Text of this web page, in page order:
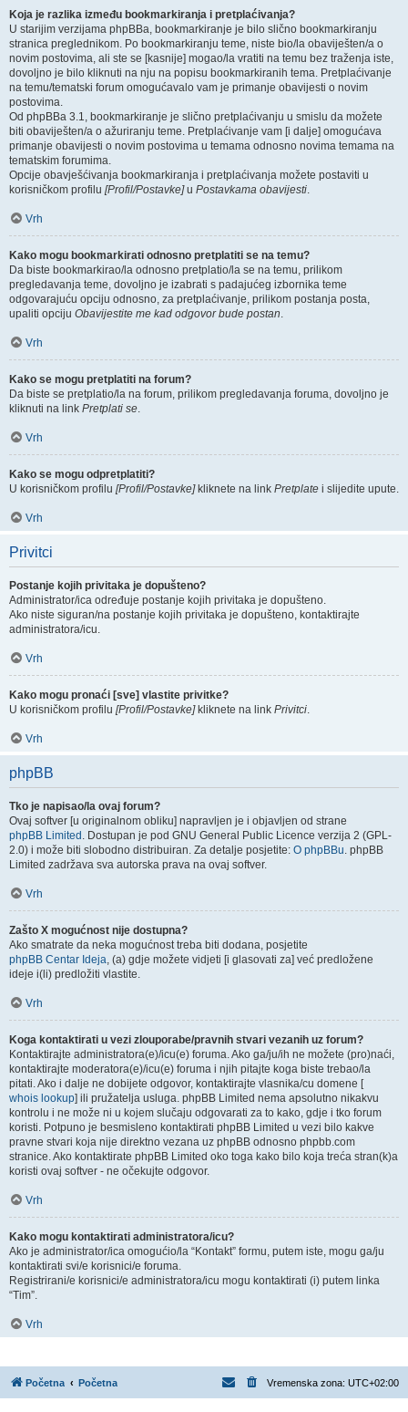
Koja je razlika između bookmarkiranja i pretplaćivanja?
U starijim verzijama phpBBa, bookmarkiranje je bilo slično bookmarkiranju
stranica preglednikom. Po bookmarkiranju teme, niste bio/la obaviješten/a o
novim postovima, ali ste se [kasnije] mogao/la vratiti na temu bez traženja iste,
dovoljno je bilo kliknuti na nju na popisu bookmarkiranih tema. Pretplaćivanje
na temu/tematski forum omogućavalo vam je primanje obavijesti o novim
postovima.
Od phpBBa 3.1, bookmarkiranje je slično pretplaćivanju u smislu da možete
biti obaviješten/a o ažuriranju teme. Pretplaćivanje vam [i dalje] omogućava
primanje obavijesti o novim postovima u temama odnosno novima temama na
tematskim forumima.
Opcije obavješćivanja bookmarkiranja i pretplaćivanja možete postaviti u
korisničkom profilu [Profil/Postavke]u Postavkama obavijesti.
Vrh
Kako mogu bookmarkirati odnosno pretplatiti se na temu?
Da biste bookmarkirao/la odnosno pretplatio/la se na temu, prilikom
pregledavanja teme, dovoljno je izabrati s padajućeg izbornika teme
odgovarajuću opciju odnosno, za pretplaćivanje, prilikom postanja posta,
upaliti opciju Obavijestite me kad odgovor bude postan.
Vrh
Kako se mogu pretplatiti na forum?
Da biste se pretplatio/la na forum, prilikom pregledavanja foruma, dovoljno je
kliknuti na link Pretplati se.
Vrh
Kako se mogu odpretplatiti?
U korisničkom profilu [Profil/Postavke]kliknete na link Pretplate i slijedite upute.
Vrh
Privitci
Postanje kojih privitaka je dopušteno?
Administrator/ica određuje postanje kojih privitaka je dopušteno.
Ako niste siguran/na postanje kojih privitaka je dopušteno, kontaktirajte
administratora/icu.
Vrh
Kako mogu pronaći [sve] vlastite privitke?
U korisničkom profilu [Profil/Postavke]kliknete na link Privitci.
Vrh
phpBB
Tko je napisao/la ovaj forum?
Ovaj softver [u originalnom obliku] napravljen je i objavljen od strane
phpBB Limited . Dostupan je pod GNU General Public Licence verzija 2 (GPL-
2.0) i može biti slobodno distribuiran. Za detalje posjetite: O phpBBu. phpBB
Limited zadržava sva autorska prava na ovaj softver.
Vrh
Zašto X mogućnost nije dostupna?
Ako smatrate da neka mogućnost treba biti dodana, posjetite
phpBB Centar Ideja, (a) gdje možete vidjeti [i glasovati za] već predložene
ideje i(li) predložiti vlastite.
Vrh
Koga kontaktirati u vezi zlouporabe/pravnih stvari vezanih uz forum?
Kontaktirajte administratora(e)/icu(e) foruma. Ako ga/ju/ih ne možete (pro)naći,
kontaktirajte moderatora(e)/icu(e) foruma i njih pitajte koga biste trebao/la
pitati. Ako i dalje ne dobijete odgovor, kontaktirajte vlasnika/cu domene [
whois lookup] ili pružatelja usluga. phpBB Limited nema apsolutno nikakvu
kontrolu i ne može ni u kojem slučaju odgovarati za to kako, gdje i tko forum
koristi. Potpuno je besmisleno kontaktirati phpBB Limited u vezi bilo kakve
pravne stvari koja nije direktno vezana uz phpBB odnosno phpbb.com
stranice. Ako kontaktirate phpBB Limited oko toga kako bilo koja treća stran(k)a
koristi ovaj softver - ne očekujte odgovor.
Vrh
Kako mogu kontaktirati administratora/icu?
Ako je administrator/ica omogućio/la “Kontakt” formu, putem iste, mogu ga/ju
kontaktirati svi/e korisnici/e foruma.
Registrirani/e korisnici/e administratora/icu mogu kontaktirati (i) putem linka
“Tim”.
Vrh
Početna Početna Vremenska zona: UTC+02:00